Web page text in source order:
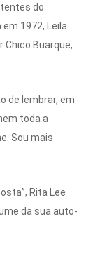
do
1972, Leila
Chico Buarque,
de lembrar, em
toda a
Sou mais
Rita Lee
da sua auto-